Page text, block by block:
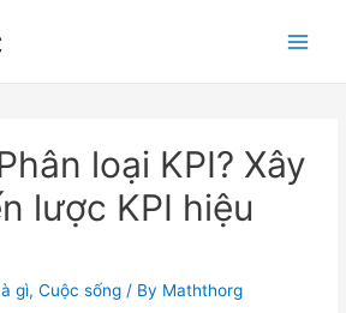
loại KPI? Xây
lược KPI hiệu
gì,Cuộc sống / By Maththorg